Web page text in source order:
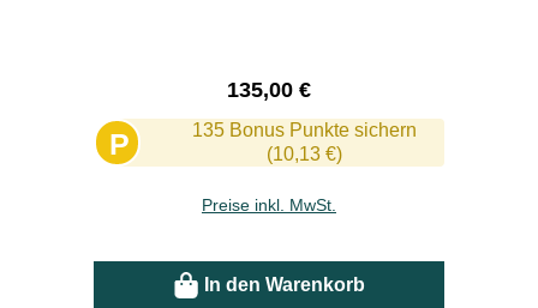
Regulärer Preis:
135,00 €
P
135 Bonus Punkte sichern
(10,13 €)
Preise inkl. MwSt.
In den Warenkorb